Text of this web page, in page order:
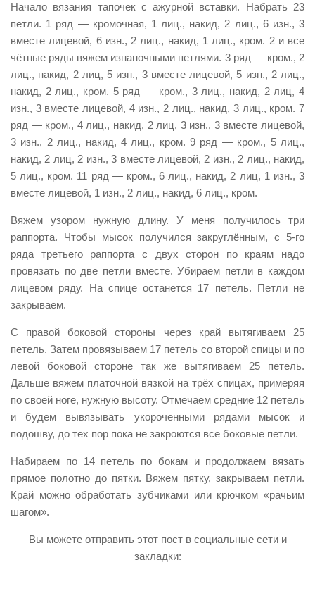
Начало вязания тапочек с ажурной вставки. Набрать 23
петли. 1 ряд — кромочная, 1 лиц., накид, 2 лиц., 6 изн., 3
вместе лицевой, 6 изн., 2 лиц., накид, 1 лиц., кром. 2 и все
чётные ряды вяжем изнаночными петлями. 3 ряд — кром., 2
лиц., накид, 2 лиц, 5 изн., 3 вместе лицевой, 5 изн., 2 лиц.,
накид, 2 лиц., кром. 5 ряд — кром., 3 лиц., накид, 2 лиц, 4
изн., 3 вместе лицевой, 4 изн., 2 лиц., накид, 3 лиц., кром. 7
ряд — кром., 4 лиц., накид, 2 лиц, 3 изн., 3 вместе лицевой,
3 изн., 2 лиц., накид, 4 лиц., кром. 9 ряд — кром., 5 лиц.,
накид, 2 лиц, 2 изн., 3 вместе лицевой, 2 изн., 2 лиц., накид,
5 лиц., кром. 11 ряд — кром., 6 лиц., накид, 2 лиц, 1 изн., 3
вместе лицевой, 1 изн., 2 лиц., накид, 6 лиц., кром.
Вяжем узором нужную длину. У меня получилось три
раппорта. Чтобы мысок получился закруглённым, с 5-го
ряда третьего раппорта с двух сторон по краям надо
провязать по две петли вместе. Убираем петли в каждом
лицевом ряду. На спице останется 17 петель. Петли не
закрываем.
С правой боковой стороны через край вытягиваем 25
петель. Затем провязываем 17 петель со второй спицы и по
левой боковой стороне так же вытягиваем 25 петель.
Дальше вяжем платочной вязкой на трёх спицах, примеряя
по своей ноге, нужную высоту. Отмечаем средние 12 петель
и будем вывязывать укороченными рядами мысок и
подошву, до тех пор пока не закроются все боковые петли.
Набираем по 14 петель по бокам и продолжаем вязать
прямое полотно до пятки. Вяжем пятку, закрываем петли.
Край можно обработать зубчиками или крючком «рачьим
шагом».
Вы можете отправить этот пост в социальные сети и
закладки: